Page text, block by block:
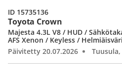
Toyota Crown
Majesta 4.3L V8 / HUD /
AFS Xenon / Keyless /
Päivitetty 20.07.2026
ID 15735136